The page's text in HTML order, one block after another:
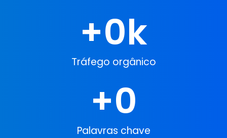
Tráfego orgânico
+0k
Palavras chave
+0